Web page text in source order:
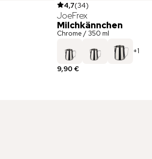
4,7(34)
JoeFrex
Milchkännchen
Chrome / 350 ml
+1
9,90 €